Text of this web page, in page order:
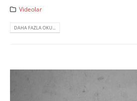
Videolar
DAHA FAZLA OKU...